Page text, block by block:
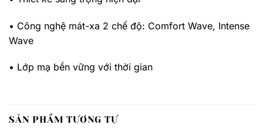
• Công nghệ mát-xa 2 chế độ: Comfort Wave, Intense
Wave
• Lớp mạ bền vững với thời gian
SẢN PHẨM TƯƠNG TỰ